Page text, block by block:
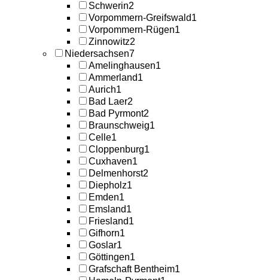
Schwerin2
Vorpommern-Greifswald1
Vorpommern-Rügen1
Zinnowitz2
Niedersachsen7
Amelinghausen1
Ammerland1
Aurich1
Bad Laer2
Bad Pyrmont2
Braunschweig1
Celle1
Cloppenburg1
Cuxhaven1
Delmenhorst2
Diepholz1
Emden1
Emsland1
Friesland1
Gifhorn1
Goslar1
Göttingen1
Grafschaft Bentheim1